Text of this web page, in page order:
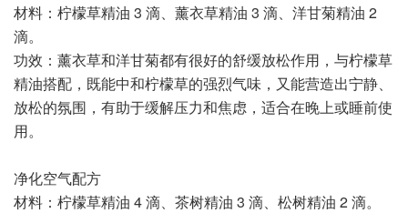
材料：柠檬草精油 3 滴、薰衣草精油 3 滴、洋甘菊精油 2
滴。
功效：薰衣草和洋甘菊都有很好的舒缓放松作用，与柠檬草
精油搭配，既能中和柠檬草的强烈气味，又能营造出宁静、
放松的氛围，有助于缓解压力和焦虑，适合在晚上或睡前使
用。
净化空气配方
材料：柠檬草精油 4 滴、茶树精油 3 滴、松树精油 2 滴。